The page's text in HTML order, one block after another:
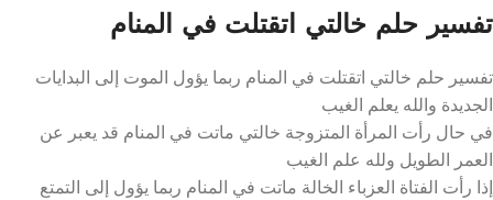
تفسير حلم خالتي اتقتلت في المنام
تفسير حلم خالتي اتقتلت في المنام ربما يؤول الموت إلى البدايات
الجديدة والله يعلم الغيب
في حال رأت المرأة المتزوجة خالتي ماتت في المنام قد يعبر عن
العمر الطويل ولله علم الغيب
إذا رأت الفتاة العزباء الخالة ماتت في المنام ربما يؤول إلى التمتع